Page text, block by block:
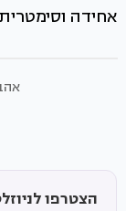
אחידה
הצטרפו